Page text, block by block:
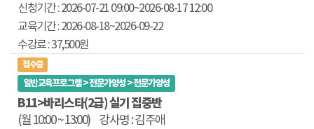
2026-07-21 09:00~2026-08-17 12:00
2026-08-18~2026-09-22
37,500원
접수중
일반교육프로그램 > 전문가양성 > 전문가양성
B11>바리스타(2급) 실기 집중반
(월 10:00 ~ 13:00)
강사명 : 김주애